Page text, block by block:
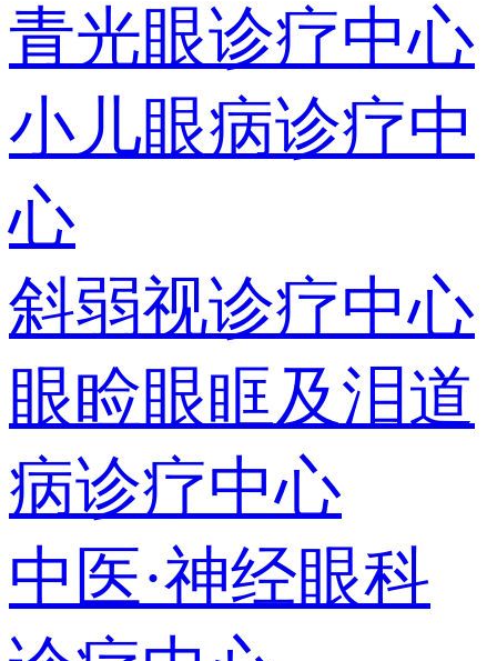
青光眼诊疗中心
小儿眼病诊疗中
心
斜弱视诊疗中心
眼睑眼眶及泪道
病诊疗中心
中医·神经眼科